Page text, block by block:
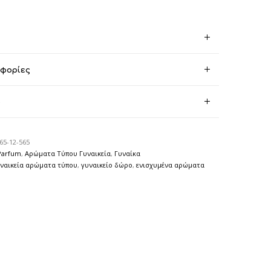
12-565
, Αρώματα Τύπου Γυναικεία, Γυναίκα
αρώματα τύπου, γυναικείο δώρο, ενισχυμένα αρώματα